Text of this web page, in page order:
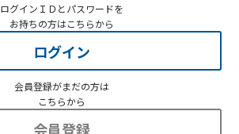
ログインＩＤとパスワードを
お持ちの方はこちらから
ログイン
会員登録がまだの方は
こちらから
会員登録